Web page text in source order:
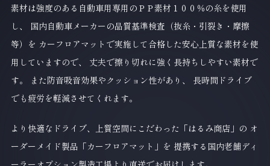
素材は強度のある自動車用専用のＰＰ素材１００％の糸を使用
し、
国内自動車メーカーの品質基準検査（抜糸・引裂き・摩擦
等）を カーフロアマットで実施して合格した安心上質な素材を使
用していますので、
丈夫で擦り切れに強く長持ちしやすい素材で
す。
また防音吸音効果やクッション性があり、
長時間ドライブ
でも疲労を軽減させてくれます。
より快適なドライブ、上質空間にこだわった「はるみ商店」の オ
ーダーメイド製品「カーフロアマット」を 提携する国内老舗ディ